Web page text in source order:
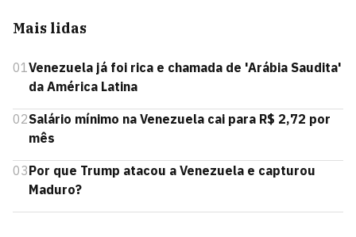
Mais lidas
01Venezuela já foi rica e chamada de 'Arábia Saudita'
da América Latina
02Salário mínimo na Venezuela cai para R$ 2,72 por
mês
03Por que Trump atacou a Venezuela e capturou
Maduro?